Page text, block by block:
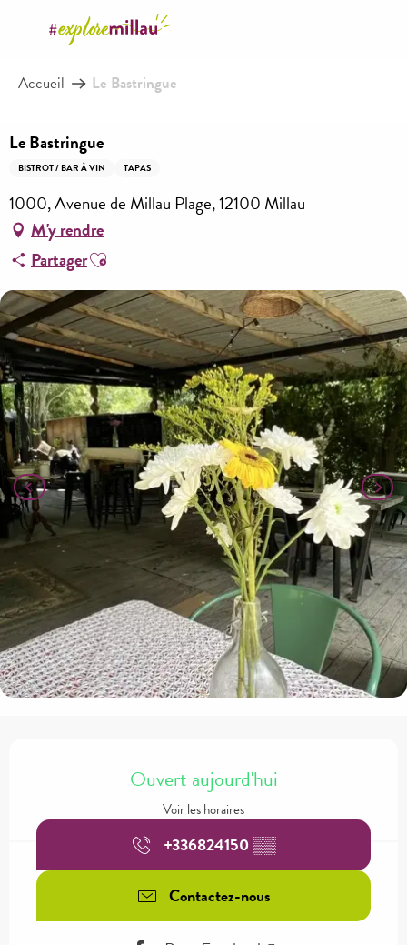
principal
Accueil Le Bastringue
Le Bastringue
BISTROT / BAR À VIN TAPAS
1000, Avenue de Millau Plage, 12100 Millau
M'y rendre
PartagerAjouter aux favoris
Ouvert aujourd'hui
Voir les horaires
+336824150▒▒
Contactez-nous